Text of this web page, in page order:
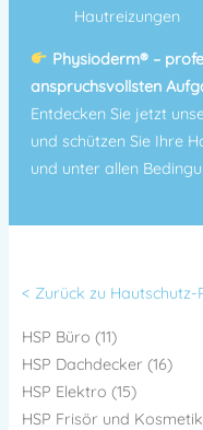
Hautreizungen
Physioderm® –
anspruchsvollsten
Entdecken Sie jetzt
und schützen Sie Ihre
und unter allen
< Zurück zu Hautschutz-
HSP Büro (11)
HSP Dachdecker (16)
HSP Elektro (15)
HSP Frisör und